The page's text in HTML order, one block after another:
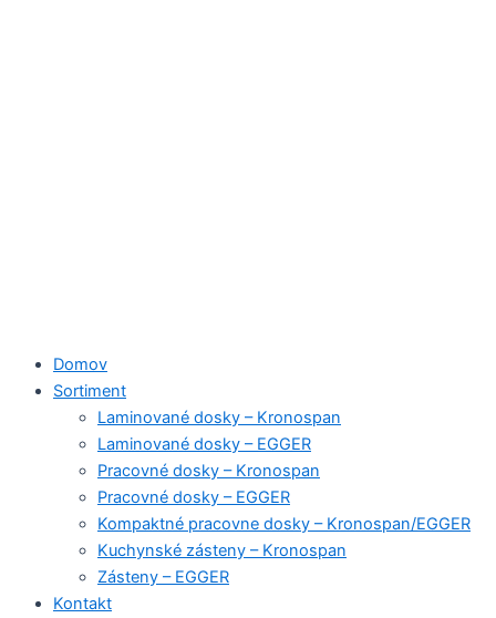
Domov
Sortiment
Laminované dosky – Kronospan
Laminované dosky – EGGER
Pracovné dosky – Kronospan
Pracovné dosky – EGGER
Kompaktné pracovne dosky – Kronospan/EGGER
Kuchynské zásteny – Kronospan
Zásteny – EGGER
Kontakt